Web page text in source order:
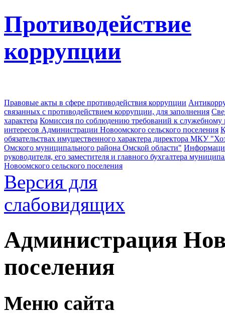
Противодействие
коррупции
Правовые акты в сфере противодействия коррупции
связанных с противодействием коррупции, для заполнения
характера Комиссия по соблюдению требований к
интересов Администрации Новоомского сельского поселения
обязательствах имущественного характера директора МКУ
Омского муниципального района Омской области"
руководителя, его заместителя и главного бухгалтера
Новоомского сельского поселения
Версия для
слабовидящих
Администрация
поселения
Меню сайта